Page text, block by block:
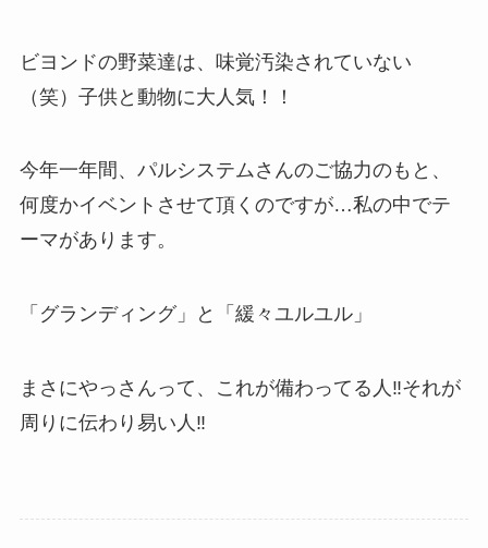
ビヨンドの野菜達は、味覚汚染されていない
（笑）子供と動物に大人気！！
今年一年間、パルシステムさんのご協力のもと、
何度かイベントさせて頂くのですが…私の中でテ
ーマがあります。
「グランディング」と「緩々ユルユル」
まさにやっさんって、これが備わってる人‼︎それが
周りに伝わり易い人‼